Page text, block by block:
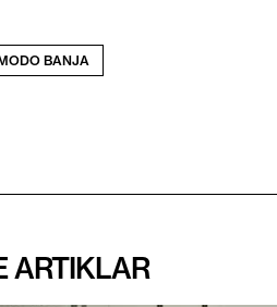
BANJA
ARTIKLAR